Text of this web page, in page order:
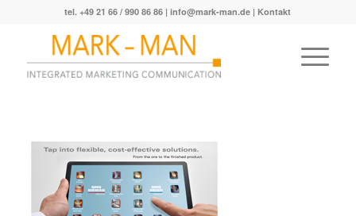
tel. +49 21 66 / 990 86 86 |info@mark-man.de | Kontakt